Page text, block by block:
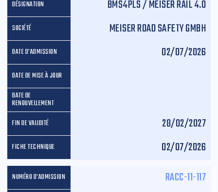
BMS4PLS / MEISER RAIL 4.0
MEISER ROAD SAFETY GMBH
02/07/2026
28/02/2027
02/07/2026
RACC-11-117